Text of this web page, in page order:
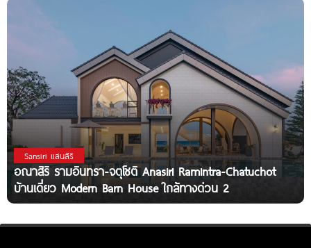
Sansiri แสนสิริ
อณาสิริ รามอินทรา-จตุโชติ Anasiri Ramintra-Chatuchot
บ้านเดี่ยว Modern Barn House ใกล้ทางด่วน 2